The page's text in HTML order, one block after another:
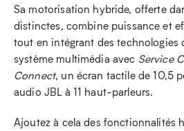
Sa motorisation hybride, offerte
distinctes, combine puissance et
tout en intégrant des technologies
système multimédia avec Service
Connect, un écran tactile de 10,5
audio JBL à 11 haut-parleurs.
Ajoutez à cela des fonctionnalités